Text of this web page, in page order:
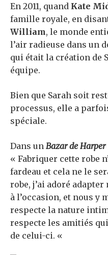
En 2011, quand Kate
famille royale, en
William, le monde
l’air radieuse dans un
qui était la création de
équipe.
Bien que Sarah soit
processus, elle a
spéciale.
Dans un Bazar de Harper
« Fabriquer cette robe
fardeau et cela ne le
robe, j’ai adoré
à l’occasion, et nous y
respecte la nature
respecte les amitiés
de celui-ci. «